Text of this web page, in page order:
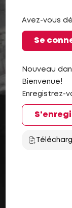
Avez-vous
Se
Nouveau
Bienvenue!
Enregistrez-